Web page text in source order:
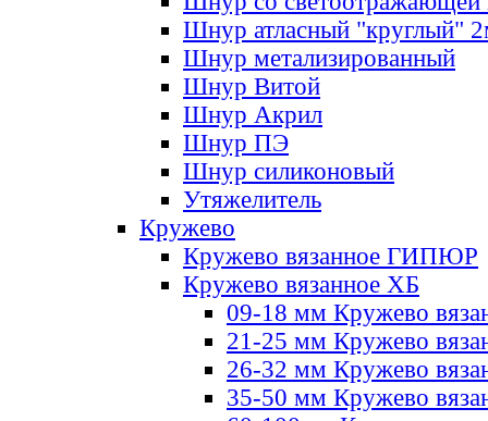
Шнур атласный "круглый"
Шнур метализированный
Шнур Витой
Шнур Акрил
Шнур ПЭ
Шнур силиконовый
Утяжелитель
Кружево
Кружево вязанное ГИПЮР
Кружево вязанное ХБ
09-18 мм Кружево
21-25 мм Кружево
26-32 мм Кружево
35-50 мм Кружево